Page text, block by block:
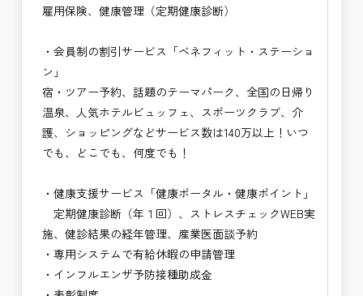
雇用保険、健康管理（定期健康診断）
・会員制の割引サービス「ベネフィット・ステーショ
ン」
宿・ツアー予約、話題のテーマパーク、全国の日帰り
温泉、人気ホテルビュッフェ、スポーツクラブ、介
護、ショッピングなどサービス数は140万以上！いつ
でも、どこでも、何度でも！
・健康支援サービス「健康ポータル・健康ポイント」
定期健康診断（年１回）、ストレスチェックWEB実
施、健診結果の経年管理、産業医面談予約
・専用システムで有給休暇の申請管理
・インフルエンザ予防接種助成⾦